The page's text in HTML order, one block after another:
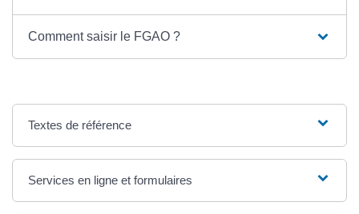
Comment saisir le FGAO ?
Textes de référence
Services en ligne et formulaires